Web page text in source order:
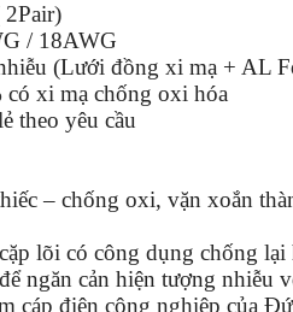
/ 18AWG
(Lưới đồng xi mạ + AL
xi mạ chống oxi hóa
theo yêu cầu
– chống oxi, vặn xoắn
lõi có công dụng chống lại
ngăn cản hiện tượng nhiễu
cáp điện công nghiệp của